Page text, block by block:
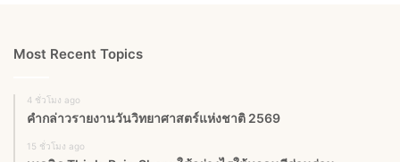
Most Recent Topics
4 ชั่วโมง ago
คำกล่าวรายงานวันวิทยาศาสตร์แห่งชาติ 2569
15 ชั่วโมง ago